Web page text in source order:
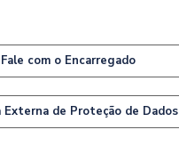
Fale com o Encarregado
Externa de Proteção de Dados